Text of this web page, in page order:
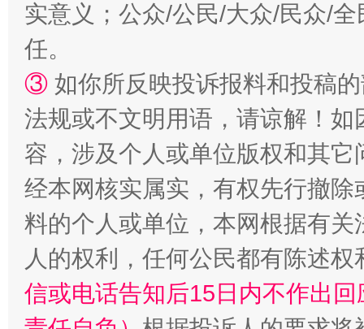
实意义；公众/公民/大众/民众/
任。
③ 如你所反映投诉报料和投稿
法规或不文明用语，请谅解！
容，涉及个人或单位版权和其它
经本网核实属实，有权先行撤
料的个人或单位，本网根据有
人的权利，任何公民都有陈述
信或电话告知后15日内不作出